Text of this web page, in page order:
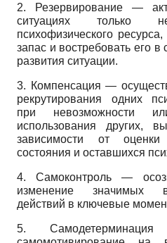
2. Резервирование —
ситуациях только
психофизического
запас и востребовать его в
развития ситуации.
3. Компенсация —
рекрутирования одних
при невозможности
использования других,
зависимости от оценки
состояния и оставшихся
4. Самоконтроль —
изменение значимых
действий в ключевые
5.